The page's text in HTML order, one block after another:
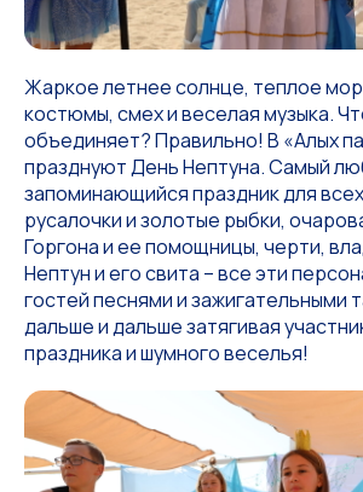
Жаркое летнее солнце, теплое
костюмы, смех и веселая музыка.
объединяет? Правильно! В «Алых
празднуют День Нептуна. Самый
запоминающийся праздник для
русалочки и золотые рыбки,
Горгона и ее помощницы, черти,
Нептун и его свита – все эти
гостей песнями и зажигательными
дальше и дальше затягивая
праздника и шумного веселья!